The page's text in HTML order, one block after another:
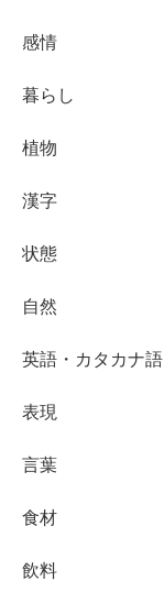
感情
暮らし
植物
漢字
状態
自然
英語・カタカナ語
表現
言葉
食材
飲料